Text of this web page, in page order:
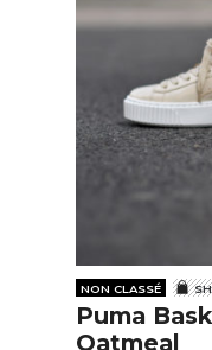
NON CLASSÉ
Puma
Oatmeal